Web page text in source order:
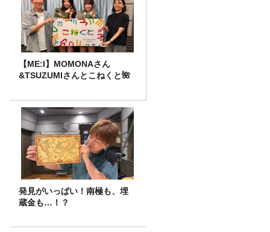
【ME:I】MOMONAさん
&TSUZUMIさんとこねくと🌺
発見がいっぱい！南極も、埋
蔵金も…！？